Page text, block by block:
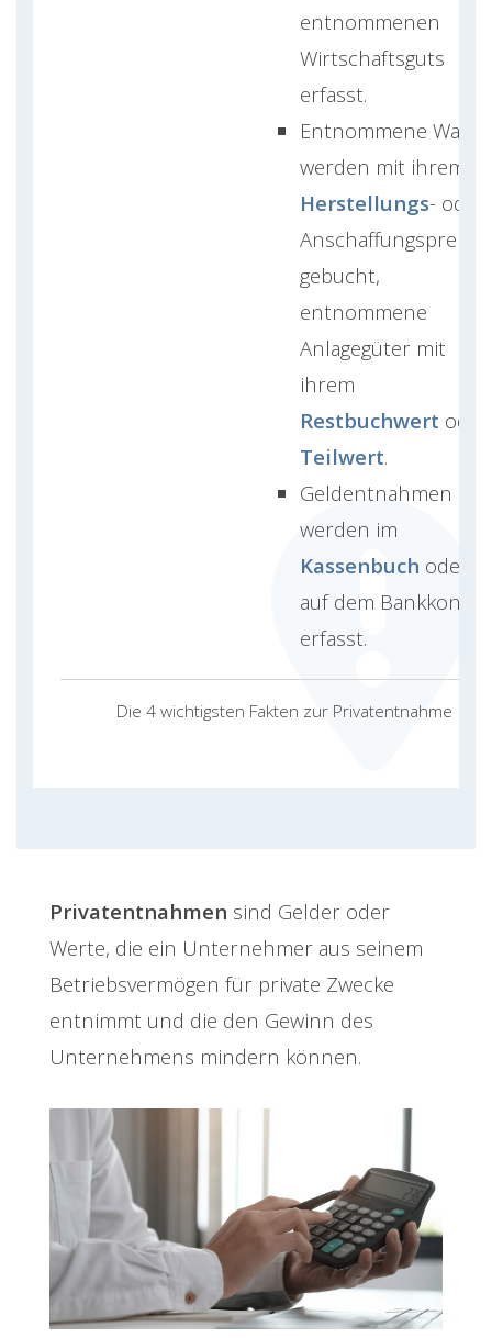
Die 4 wichtigsten Fakten zur Privatentnahme
entnommenen
Wirtschaftsguts
erfasst.
Entnommene Waren
werden mit ihrem
Herstellungs- oder
Anschaffungspreis
gebucht,
entnommene
Anlagegüter mit
ihrem
Restbuchwert oder
Teilwert.
Geldentnahmen
werden im
Kassenbuch oder
auf dem Bankkonto
erfasst.
Privatentnahmen sind Gelder oder
Werte, die ein Unternehmer aus seinem
Betriebsvermögen für private Zwecke
entnimmt und die den Gewinn des
Unternehmens mindern können.